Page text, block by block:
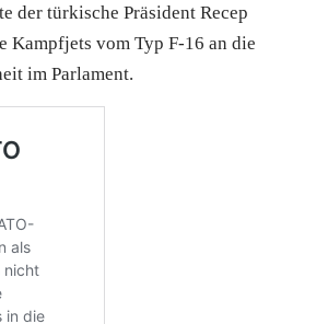
der türkische Präsident Recep
Kampfjets vom Typ F-16 an die
im Parlament.